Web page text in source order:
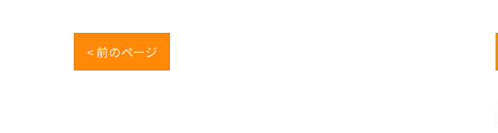
< 前のページ